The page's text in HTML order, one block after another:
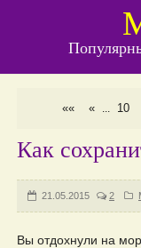
«« « ... 10
Как
21.05.2015 2
Вы отдохнули на